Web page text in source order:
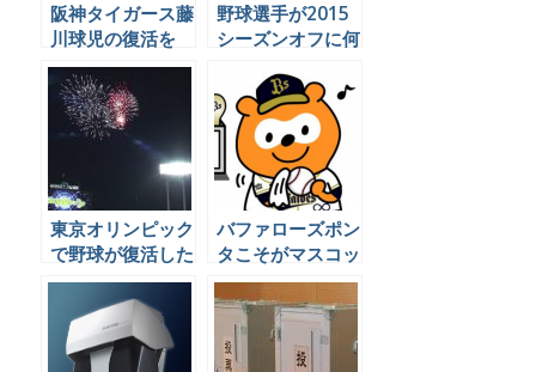
阪神タイガース藤
川球児の復活を
Twitter民はどう
見たか、まとめ
野球選手が2015
シーズンオフに何
Twitterで見てみ
よう
東京オリンピック
で野球が復活した
ことについて、ソ
ーシャル民はどう
言っているのか見
てみました
バファローズポン
タこそがマスコッ
トキャラの鏡であ
ることをTwitter
で証明している